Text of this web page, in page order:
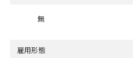
無
雇用形態